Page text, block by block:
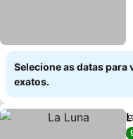
Selecione as datas para
exatos.